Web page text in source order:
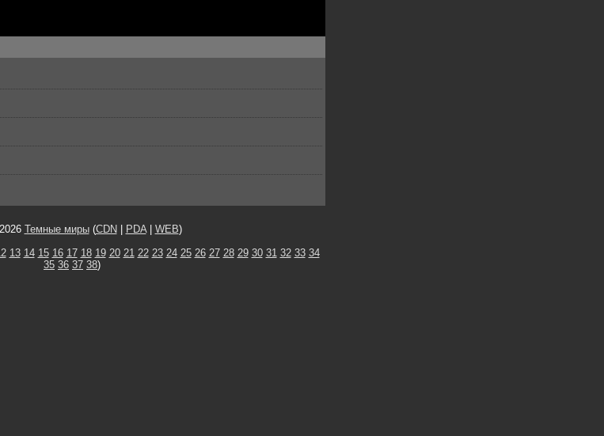
Темные миры(CDN| PDA| WEB)
13 14 15 16 17 18 19 20 21 22 23 24 25 26 27 28 29 30 31 32 33 34
35 36 37 38)